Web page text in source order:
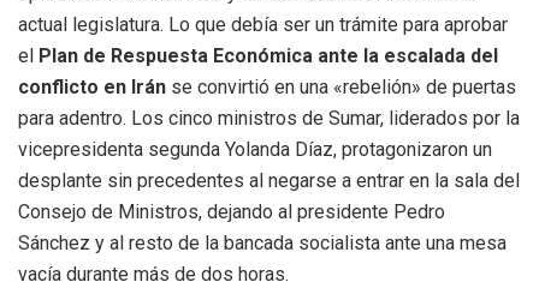
actual legislatura. Lo que debía ser un trámite para aprobar
el Plan de Respuesta Económica ante la escalada del
conflicto en Irán se convirtió en una «rebelión» de puertas
para adentro. Los cinco ministros de Sumar, liderados por la
vicepresidenta segunda Yolanda Díaz, protagonizaron un
desplante sin precedentes al negarse a entrar en la sala del
Consejo de Ministros, dejando al presidente Pedro
Sánchez y al resto de la bancada socialista ante una mesa
vacía durante más de dos horas.